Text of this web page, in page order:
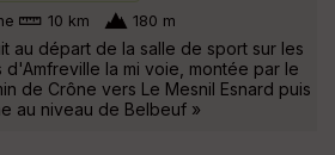
10 km 180 m
au départ de la salle de sport sur les
d'Amfreville la mi voie, montée par le
de Crône vers Le Mesnil Esnard puis
au niveau de Belbeuf »